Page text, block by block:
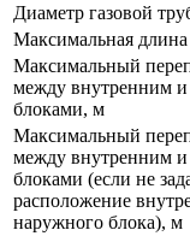
Диаметр газовой
Максимальная
Максимальный
между внутренним
блоками, м
Максимальный
между внутренним
блоками (если не
расположение
наружного блока), м